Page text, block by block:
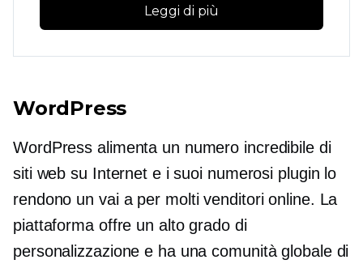
Leggi di più
WordPress
WordPress alimenta un numero incredibile di
siti web su Internet e i suoi numerosi plugin lo
rendono un vai aper molti venditori online. La
piattaforma offre un alto grado di
personalizzazione e ha una comunità globale di